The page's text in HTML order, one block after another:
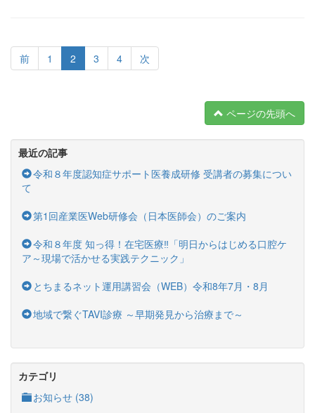
前 1 2 3 4 次
ページの先頭へ
最近の記事
令和８年度認知症サポート医養成研修 受講者の募集につい
て
第1回産業医Web研修会（日本医師会）のご案内
令和８年度 知っ得！在宅医療‼「明日からはじめる口腔ケ
ア～現場で活かせる実践テクニック」
とちまるネット運用講習会（WEB）令和8年7月・8月
地域で繋ぐTAVI診療 ～早期発見から治療まで～
カテゴリ
お知らせ (38)